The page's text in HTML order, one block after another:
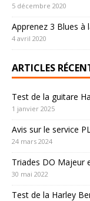
5 décembre 2020
Apprenez 3 Blues à
4 avril 2020
ARTICLES
Test de la guitare
1 janvier 2025
Avis sur le service
24 mars 2024
Triades DO Majeur
30 mai 2022
Test de la Harley